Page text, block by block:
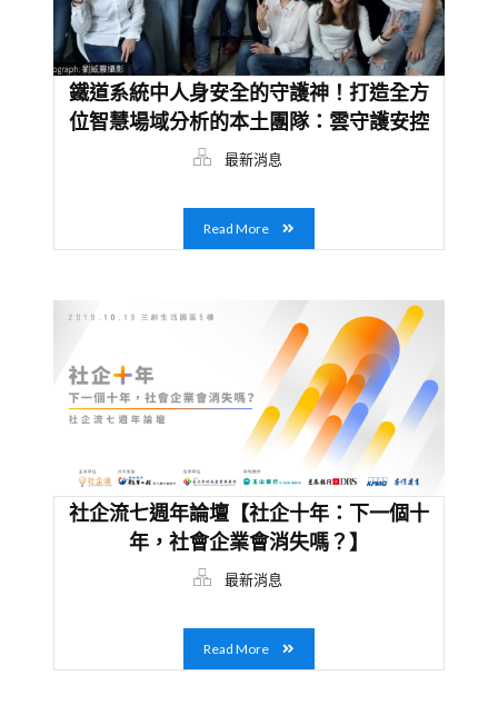
鐵道系統中人身安全的守護神！打造全方
位智慧場域分析的本土團隊：雲守護安控
最新消息
Read More
社企流七週年論壇【社企十年：下一個十
年，社會企業會消失嗎？】
最新消息
Read More